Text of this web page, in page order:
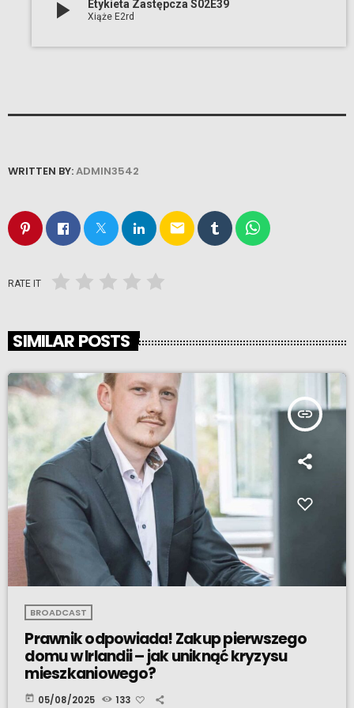
play_arrow Etykieta Zastępcza S02E39
Xiąże E2rd
WRITTEN BY:ADMIN3542
email
RATE IT
SIMILAR POSTS
insert_link
BROADCAST
Prawnik odpowiada! Zakup pierwszego
domu w Irlandii – jak uniknąć kryzysu
mieszkaniowego?
today 05/08/2025 133